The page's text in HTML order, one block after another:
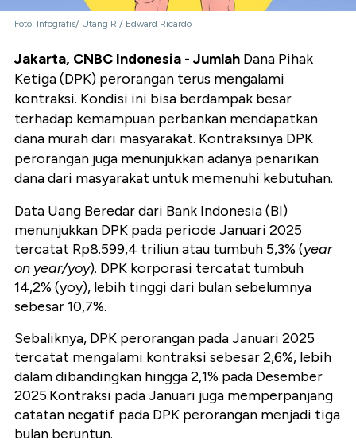
Foto: Infografis/ Utang RI/ Edward Ricardo
Jakarta, CNBC Indonesia - Jumlah Dana Pihak
Ketiga (DPK) perorangan terus mengalami
kontraksi. Kondisi ini bisa berdampak besar
terhadap kemampuan perbankan mendapatkan
dana murah dari masyarakat. Kontraksinya DPK
perorangan juga menunjukkan adanya penarikan
dana dari masyarakat untuk memenuhi kebutuhan.
Data Uang Beredar dari Bank Indonesia (BI)
menunjukkan DPK pada periode Januari 2025
tercatat Rp8.599,4 triliun atau tumbuh 5,3% (year
on year/yoy). DPK korporasi tercatat tumbuh
14,2% (yoy), lebih tinggi dari bulan sebelumnya
sebesar 10,7%.
Sebaliknya, DPK perorangan pada Januari 2025
tercatat mengalami kontraksi sebesar 2,6%, lebih
dalam dibandingkan hingga 2,1% pada Desember
2025.Kontraksi pada Januari juga memperpanjang
catatan negatif pada DPK perorangan menjadi tiga
bulan beruntun.